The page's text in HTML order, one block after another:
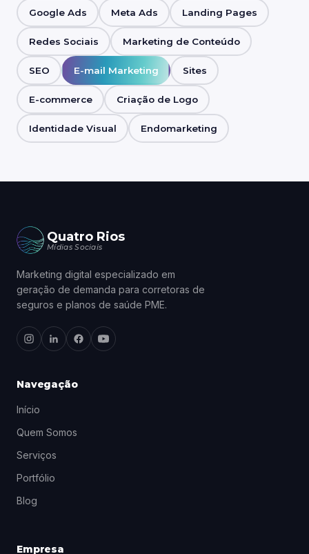
Google Ads Meta Ads Landing Pages
Redes Sociais Marketing de Conteúdo
SEO E-mail Marketing Sites
E-commerce Criação de Logo
Identidade Visual Endomarketing
Quatro Rios
Mídias Sociais
Marketing digital especializado em
geração de demanda para corretoras de
seguros e planos de saúde PME.
Navegação
Início
Quem Somos
Serviços
Portfólio
Blog
Empresa